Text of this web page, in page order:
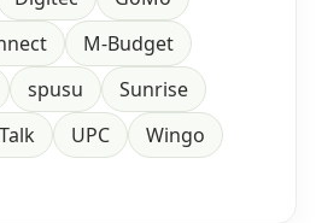
M-Budget
spusu
Sunrise
UPC
Wingo